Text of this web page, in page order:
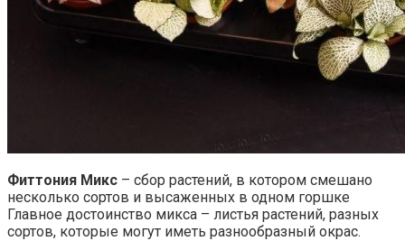
Фиттония Микс – сбор растений, в котором смешано
несколько сортов и высаженных в одном горшке
Главное достоинство микса – листья растений, разных
сортов, которые могут иметь разнообразный окрас.